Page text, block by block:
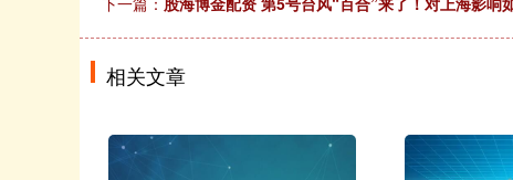
相关文章